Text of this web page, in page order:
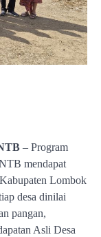
– Program
mendapat
Lombok
desa dinilai
pangan,
Asli Desa